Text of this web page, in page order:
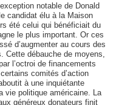
notable de Donald
candidat élu à la Maison
été celui qui bénéficiait du
le plus important. Or ces
d’augmenter au cours des
Cette débauche de moyens,
l’octroi de financements
comités d’action
à une inquiétante
vie politique américaine. La
généreux donateurs finit